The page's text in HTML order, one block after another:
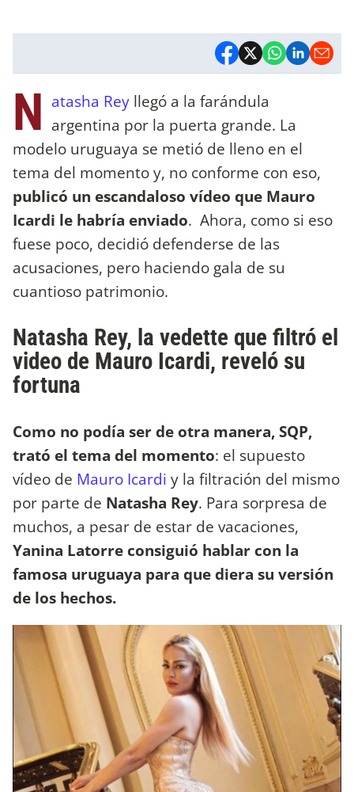
N atasha Rey llegó a la farándula
argentina por la puerta grande. La
modelo uruguaya se metió de lleno en el
tema del momento y, no conforme con eso,
publicó un escandaloso vídeo que Mauro
Icardi le habría enviado. Ahora, como si eso
fuese poco, decidió defenderse de las
acusaciones, pero haciendo gala de su
cuantioso patrimonio.
Natasha Rey, la vedette que filtró el
video de Mauro Icardi, reveló su
fortuna
Como no podía ser de otra manera, SQP,
trató el tema del momento: el supuesto
vídeo de Mauro Icardi y la filtración del mismo
por parte de Natasha Rey. Para sorpresa de
muchos, a pesar de estar de vacaciones,
Yanina Latorre consiguió hablar con la
famosa uruguaya para que diera su versión
de los hechos.